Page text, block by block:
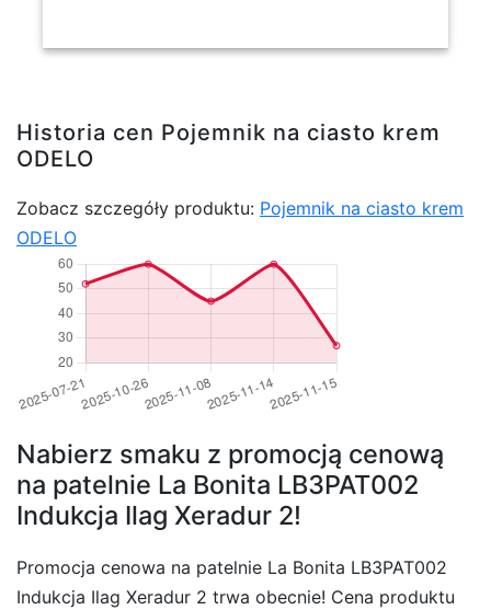
Historia cen Pojemnik na ciasto krem
ODELO
Zobacz szczegóły produktu: Pojemnik na ciasto krem
ODELO
Nabierz smaku z promocją cenową
na patelnie La Bonita LB3PAT002
Indukcja Ilag Xeradur 2!
Promocja cenowa na patelnie La Bonita LB3PAT002
Indukcja Ilag Xeradur 2 trwa obecnie! Cena produktu